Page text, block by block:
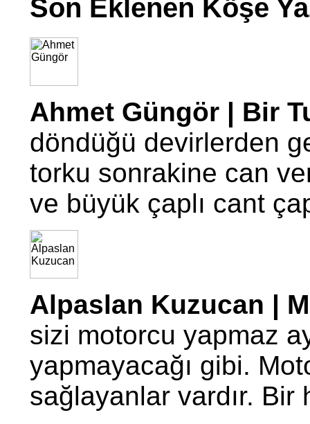
Son Eklenen Köşe
Ahmet Güngör | Bir
döndüğü devirlerden
torku sonrakine can
ve büyük çaplı cant
Alpaslan Kuzucan |
sizi motorcu yapmaz
yapmayacağı gibi.
sağlayanlar vardır.